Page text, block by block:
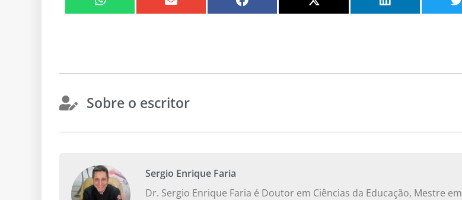
Sobre o escritor
Sergio Enrique Faria
Dr. Sergio Enrique Faria é Doutor em Ciências da Educação, Mestre em